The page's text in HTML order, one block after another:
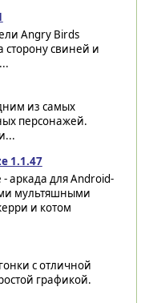
Angry Birds
сторону свиней и
из самых
персонажей.
1.1.47
- аркада для Android-
мультяшными
и котом
с отличной
графикой.